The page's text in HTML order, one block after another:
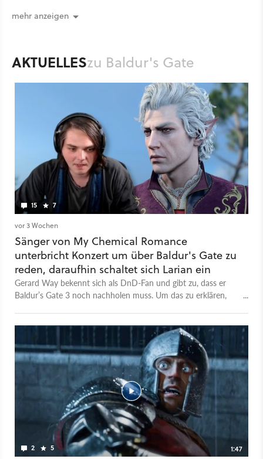
mehr anzeigen
AKTUELLESzu Baldur's Gate
15 7
vor 3 Wochen
Sänger von My Chemical Romance
unterbricht Konzert um über Baldur's Gate zu
reden, daraufhin schaltet sich Larian ein
Gerard Way bekennt sich als DnD-Fan und gibt zu, dass er
Baldur’s Gate 3 noch nachholen muss. Um das zu erklären,
2 5 1:47